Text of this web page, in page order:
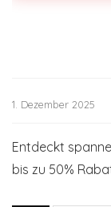
1. Dezember 2025
Entdeckt
bis zu 50%